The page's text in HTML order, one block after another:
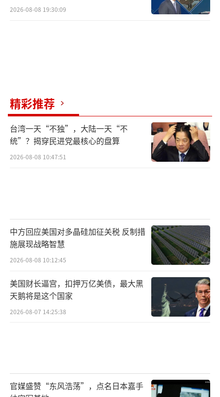
2026-08-08 19:30:09
精彩推荐
台湾一天“不独”，大陆一天“不
统”？揭穿民进党最核心的盘算
2026-08-08 10:47:51
中方回应美国对多晶硅加征关税 反制措
施展现战略智慧
2026-08-08 10:12:45
美国财长逼宫，扣押万亿美债，最大黑
天鹅将是这个国家
2026-08-07 14:25:38
官媒盛赞“东风浩荡”，点名日本嘉手